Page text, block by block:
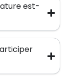
est-